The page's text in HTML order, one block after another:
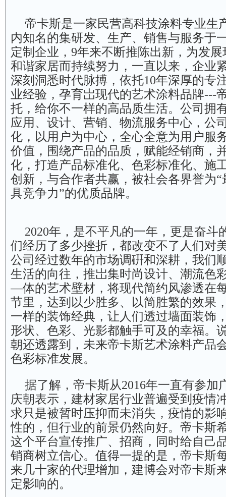
帝卡斯是一家民营高科技涂料专业生
内知名的集研发、生产、销售与服务于
定制企业，9年来不断推陈出新，为发
和谐家居而持续努力，一直以来，企业
深刻洞悉时代脉搏，依托10年深厚的专
业经验，孕育岀现代的艺术涂料品牌---
托，给你不一样的高品质生活。公司拥
应用、设计、营销、物流服务中心，公
化，以用户为中心，全心全意为用户服
价值，围绕产品的品质，赋能经销商，
化，打造产品标准化、色彩标准化、施
创新，与合作者共赢，被社会各界誉为
具竞争力”的优质品牌。
2020年，是不平凡的一年，更是奋斗
们经历了多少挫折，都改变不了人们对
公司经过数年的市场调硏和深耕，我们
生活的向往，推岀集时尚设计、潮流色
—体的艺术壁材，将现代简约风渗透在
节里，达到以少胜多、以简胜繁的效果
一样的装饰经典，让人们透过墙面装饰
形状、色彩、光影都触手可及的幸福。
朝还透露到，未来帝卡斯艺术涂料产品
色彩标准发展。
据了解，帝卡斯从2016年一直有参加
庆朝表示，建材家居行业普遍受到疫情
求只是被暂时压抑而未消失，疫情的影
性的，但行业的前景仍然向好。帝卡斯
这个平台宣传推广、招商，同时给自己
销商树立信心。值得一提的是，帝卡斯
来几十家的代理增加，建博会对帝卡斯
定影响的。